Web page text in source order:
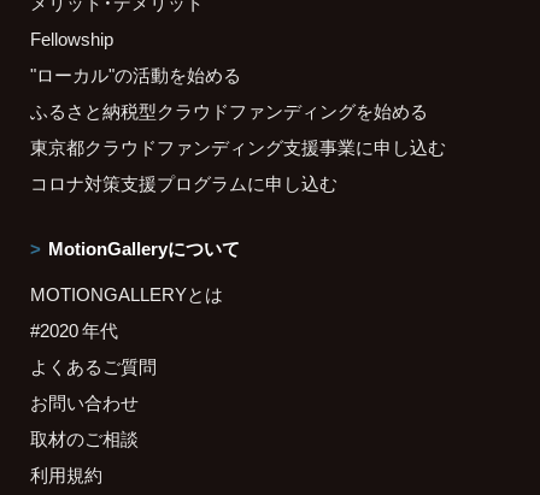
Fellowship
"ローカル"の活動を始める
ふるさと納税型クラウドファンディングを始める
東京都クラウドファンディング支援事業に申し込む
コロナ対策支援プログラムに申し込む
MotionGalleryについて
MOTIONGALLERYとは
#2020 年代
よくあるご質問
お問い合わせ
取材のご相談
利用規約